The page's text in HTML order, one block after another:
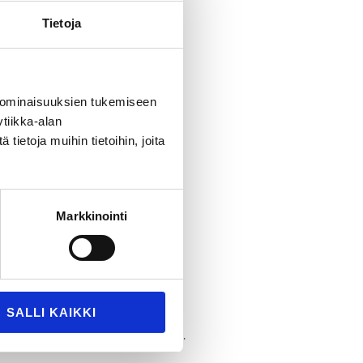
Tietoja
tukemiseen
alan
tietoja muihin tietoihin, joita
Markkinointi
SALLI KAIKKI
myötä. Tiivisteiden
pursotettavilla
sekä Kanban-
myös
samaa säveltä. Meillä
kaikilla on tyytyväinen
monipuolisesti liikuntaa.